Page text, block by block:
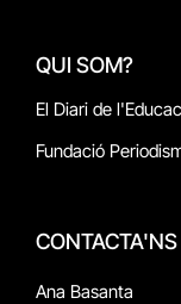
QUI SOM?
El Diari de
Fundació
CONTACTA'NS
Ana Basanta